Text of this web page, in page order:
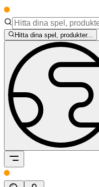
Hitta dina spel, produkter...